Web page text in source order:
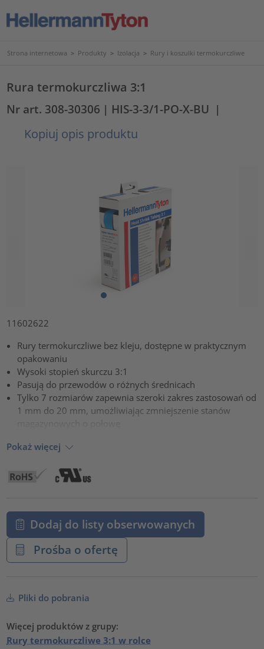
Strona internetowa > Produkty > Izolacja > Rury i koszulki termokurczliwe
Rura termokurczliwa 3:1
Nr art. 308-30306 | HIS-3-3/1-PO-X-BU |
Kopiuj opis produktu
11602622
Rury termokurczliwe bez kleju, dostępne w praktycznym
opakowaniu
Wysoki stopień skurczu 3:1
Pasują do przewodów o różnych średnicach
Tylko 7 rozmiarów zapewnia szeroki zakres zastosowań od
1 mm do 20 mm, umożliwiając zmniejszenie stanów
Pokaż więcej
Dodaj do listy obserwowanych
Prośba o ofertę
Pliki do pobrania
Więcej produktów z grupy:
Rury termokurczliwe 3:1 w rolce